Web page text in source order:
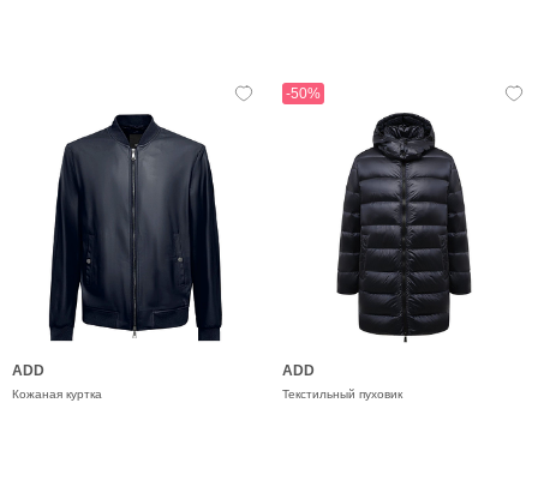
ADD
Кожаная куртка
-50%
ADD
Текстильный пуховик